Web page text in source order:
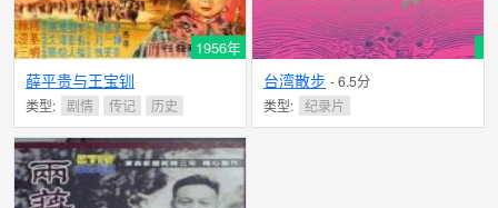
1956年
薛平贵与王宝钏
类型: 剧情 传记 历史
台湾散步 - 6.5分
类型: 纪录片